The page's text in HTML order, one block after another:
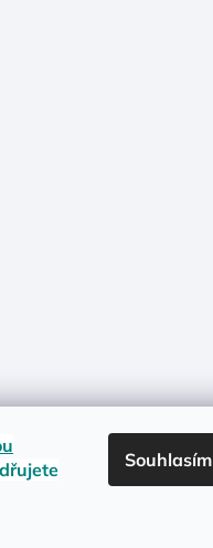
Souhlasím